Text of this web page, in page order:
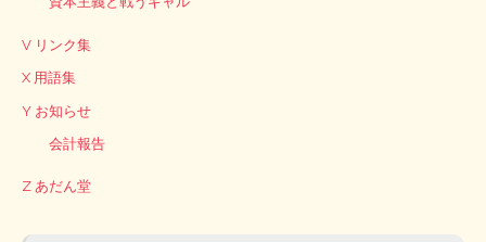
V リンク集
X 用語集
Y お知らせ
会計報告
Z あだん堂